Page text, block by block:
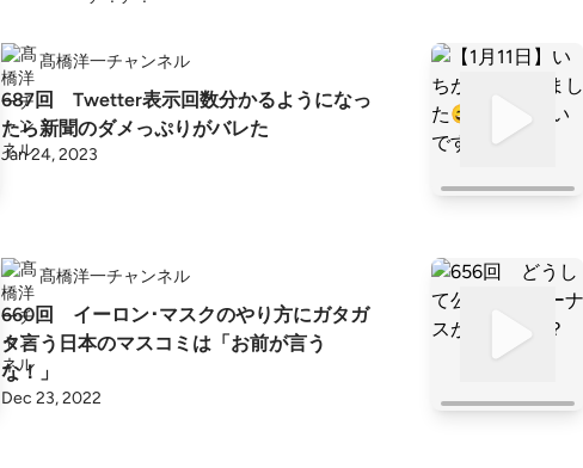
髙橋洋一チャンネル
687回 Twetter表示回数分かるようになっ
たら新聞のダメっぷりがバレた
Jan 24, 2023
髙橋洋一チャンネル
660回 イーロン･マスクのやり方にガタガ
タ言う日本のマスコミは「お前が言う
な！」
Dec 23, 2022